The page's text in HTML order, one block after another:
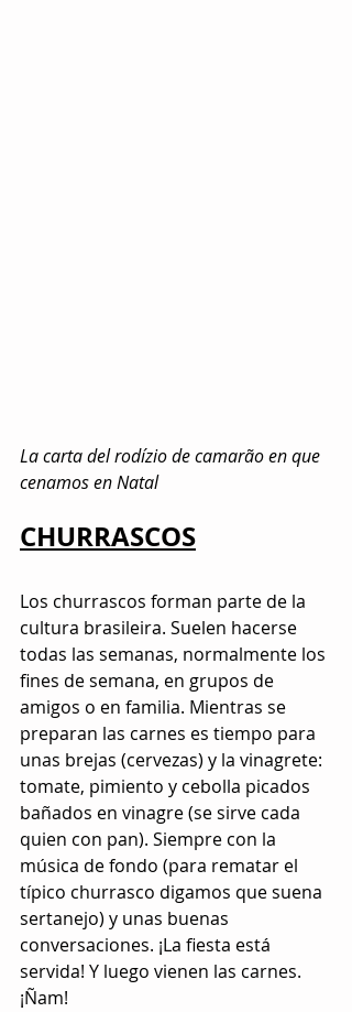
La carta del rodízio de camarão en que
cenamos en Natal
CHURRASCOS
Los churrascos forman parte de la
cultura brasileira. Suelen hacerse
todas las semanas, normalmente los
fines de semana, en grupos de
amigos o en familia. Mientras se
preparan las carnes es tiempo para
unas brejas (cervezas) y la vinagrete:
tomate, pimiento y cebolla picados
bañados en vinagre (se sirve cada
quien con pan). Siempre con la
música de fondo (para rematar el
típico churrasco digamos que suena
sertanejo) y unas buenas
conversaciones. ¡La fiesta está
servida! Y luego vienen las carnes.
¡Ñam!